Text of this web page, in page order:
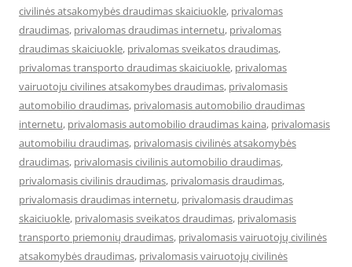
civilinės atsakomybės draudimas skaiciuokle, privalomas
draudimas, privalomas draudimas internetu, privalomas
draudimas skaiciuokle, privalomas sveikatos draudimas,
privalomas transporto draudimas skaiciuokle, privalomas
vairuotoju civilines atsakomybes draudimas, privalomasis
automobilio draudimas, privalomasis automobilio draudimas
internetu, privalomasis automobilio draudimas kaina, privalomasis
automobiliu draudimas, privalomasis civilinės atsakomybės
draudimas, privalomasis civilinis automobilio draudimas,
privalomasis civilinis draudimas, privalomasis draudimas,
privalomasis draudimas internetu, privalomasis draudimas
skaiciuokle, privalomasis sveikatos draudimas, privalomasis
transporto priemonių draudimas, privalomasis vairuotojų civilinės
atsakomybės draudimas, privalomasis vairuotojų civilinės